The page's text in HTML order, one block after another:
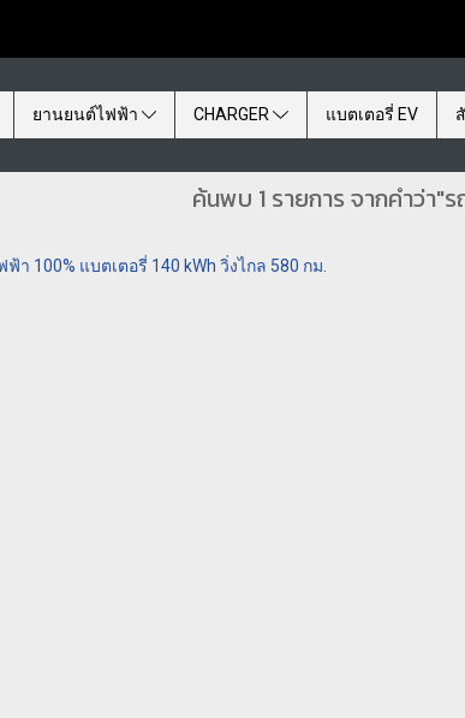
ยานยนต์ไฟฟ้า CHARGER แบตเตอรี่ EV
ค้นพบ 1 รายการ จากคำว่า"
ฟ้า 100% แบตเตอรี่ 140 kWh วิ่งไกล 580 กม.